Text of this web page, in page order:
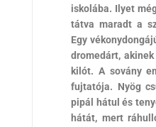
iskolába. Ilyet
tátva maradt a
Egy
dromedárt,
kilót. A sovány
fujtatója. Nyög
pipál hátul és
hátát, mert